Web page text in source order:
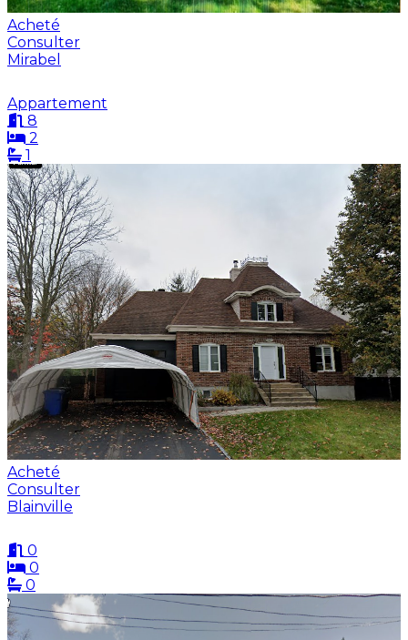
Acheté
Consulter
Mirabel
Appartement
8
2
1
Acheté
Consulter
Blainville
0
0
0